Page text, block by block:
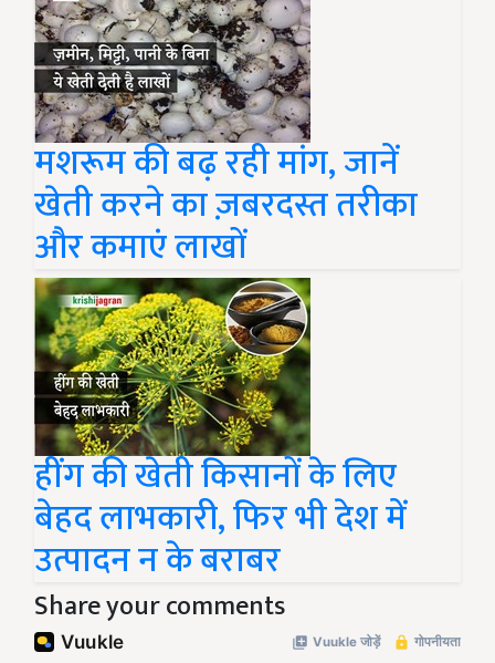
मशरूम की बढ़ रही मांग, जानें
खेती करने का ज़बरदस्त तरीका
और कमाएं लाखों
हींग की खेती किसानों के लिए
बेहद लाभकारी, फिर भी देश में
उत्पादन न के बराबर
Share your comments